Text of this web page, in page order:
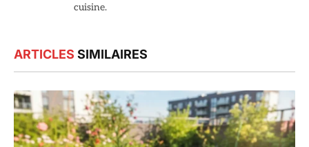
cuisine.
ARTICLES SIMILAIRES